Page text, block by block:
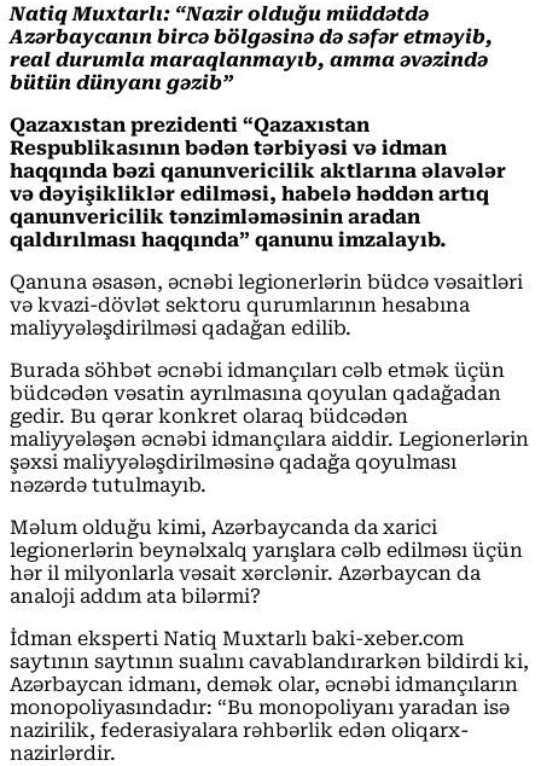
Natiq Muxtarlı: “Nazir olduğu müddətdə
Azərbaycanın bircə bölgəsinə də səfər etməyib,
real durumla maraqlanmayıb, amma əvəzində
bütün dünyanı gəzib”
Qazaxıstan prezidenti “Qazaxıstan
Respublikasının bədən tərbiyəsi və idman
haqqında bəzi qanunvericilik aktlarına əlavələr
və dəyişikliklər edilməsi, habelə həddən artıq
qanunvericilik tənzimləməsinin aradan
qaldırılması haqqında” qanunu imzalayıb.
Qanuna əsasən, əcnəbi legionerlərin büdcə vəsaitləri
və kvazi-dövlət sektoru qurumlarının hesabına
maliyyələşdirilməsi qadağan edilib.
Burada söhbət əcnəbi idmançıları cəlb etmək üçün
büdcədən vəsatin ayrılmasına qoyulan qadağadan
gedir. Bu qərar konkret olaraq büdcədən
maliyyələşən əcnəbi idmançılara aiddir. Legionerlərin
şəxsi maliyyələşdirilməsinə qadağa qoyulması
nəzərdə tutulmayıb.
Məlum olduğu kimi, Azərbaycanda da xarici
legionerlərin beynəlxalq yarışlara cəlb edilməsı üçün
hər il milyonlarla vəsait xərclənir. Azərbaycan da
analoji addım ata bilərmi?
İdman eksperti Natiq Muxtarlı baki-xeber.com
saytının saytının sualını cavablandırarkən bildirdi ki,
Azərbaycan idmanı, demək olar, əcnəbi idmançıların
monopoliyasındadır: “Bu monopoliyanı yaradan isə
nazirilik, federasiyalara rəhbərlik edən oliqarx-
nazirlərdir.